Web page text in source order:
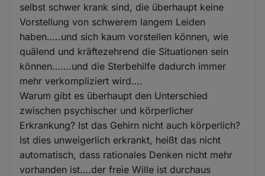
selbst schwer krank sind, die überhaupt keine
Vorstellung von schwerem langem Leiden
haben…..und sich kaum vorstellen können, wie
quälend und kräftezehrend die Situationen sein
können…….und die Sterbehilfe dadurch immer
mehr verkompliziert wird….
Warum gibt es überhaupt den Unterschied
zwischen psychischer und körperlicher
Erkrankung? Ist das Gehirn nicht auch körperlich?
Ist dies unweigerlich erkrankt, heißt das nicht
automatisch, dass rationales Denken nicht mehr
vorhanden ist….der freie Wille ist durchaus